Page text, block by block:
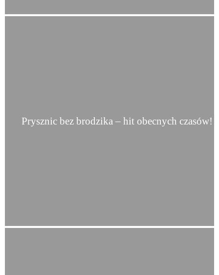
Prysznic bez brodzika – hit obecnych czasów!